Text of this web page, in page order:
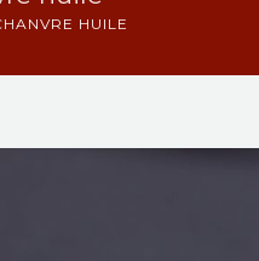
HUILE